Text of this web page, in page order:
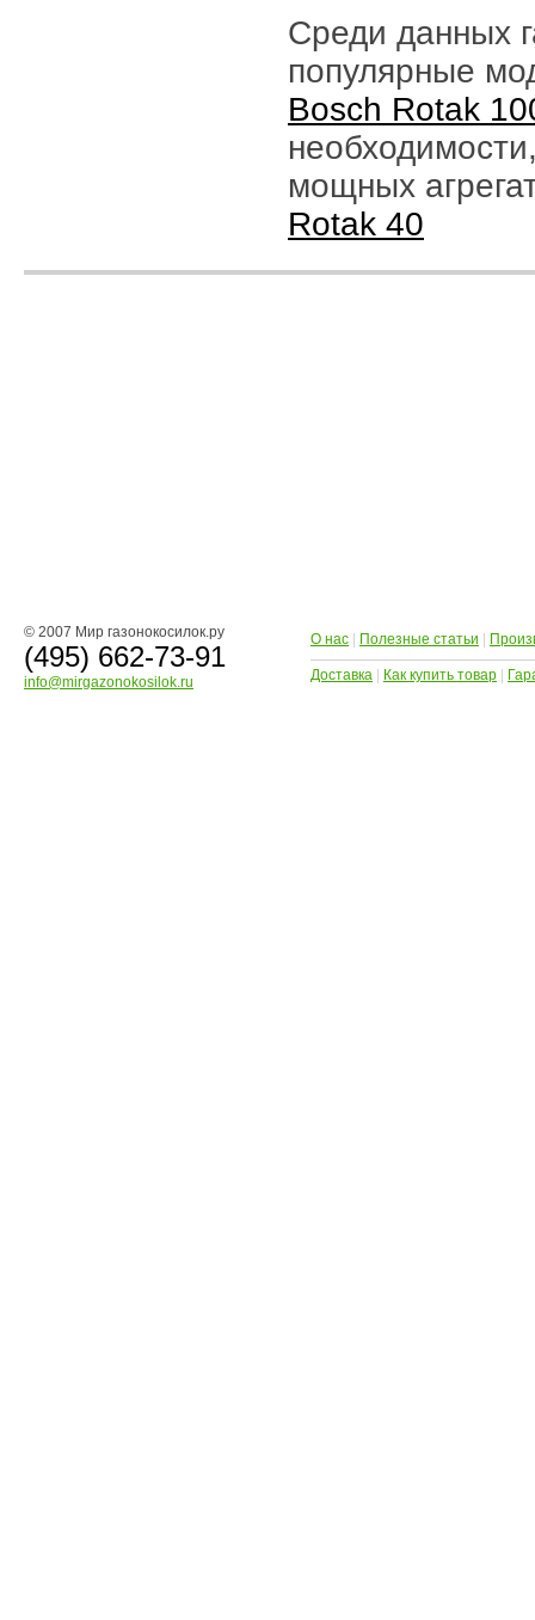
Среди данных
популярные
Bosch Rotak
мощных
Rotak 40
© 2007 Мир газонокосилок.ру
(495) 662-73-91
info@mirgazonokosilok.ru
О нас Полезные статьи
Доставка Как купить товар